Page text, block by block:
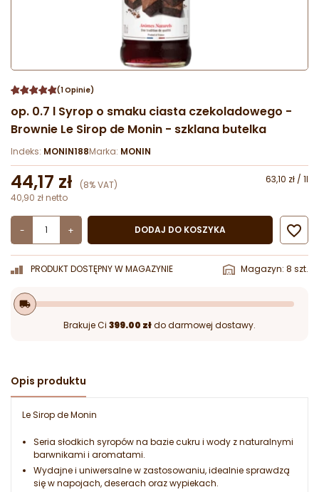
(1 Opinie)
op. 0.7 l Syrop o smaku ciasta czekoladowego -
Brownie Le Sirop de Monin - szklana butelka
Indeks: MONIN188Marka: MONIN
44,17 zł (8% VAT)
63,10 zł / 1l
40,90 zł netto
- + DODAJ DO KOSZYKA 
PRODUKT DOSTĘPNY W MAGAZYNIE Magazyn: 8 szt.
local_shipping
Brakuje Ci 399.00 złdo darmowej dostawy.
Opis produktu
Le Sirop de Monin
Seria słodkich syropów na bazie cukru i wody z naturalnymi
barwnikami i aromatami.
Wydajne i uniwersalne w zastosowaniu, idealnie sprawdzą
się w napojach, deserach oraz wypiekach.